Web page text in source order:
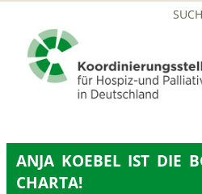
ÜBERSPRINGEN
ANJA KOEBEL IST DIE
CHARTA!